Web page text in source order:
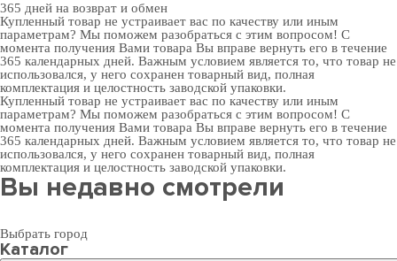
365 дней на возврат и обмен
Купленный товар не устраивает вас по качеству или иным
параметрам? Мы поможем разобраться с этим вопросом! С
момента получения Вами товара Вы вправе вернуть его в течение
365 календарных дней. Важным условием является то, что товар не
использовался, у него сохранен товарный вид, полная
комплектация и целостность заводской упаковки.
Купленный товар не устраивает вас по качеству или иным
параметрам? Мы поможем разобраться с этим вопросом! С
момента получения Вами товара Вы вправе вернуть его в течение
365 календарных дней. Важным условием является то, что товар не
использовался, у него сохранен товарный вид, полная
комплектация и целостность заводской упаковки.
Вы недавно смотрели
Выбрать город
Каталог